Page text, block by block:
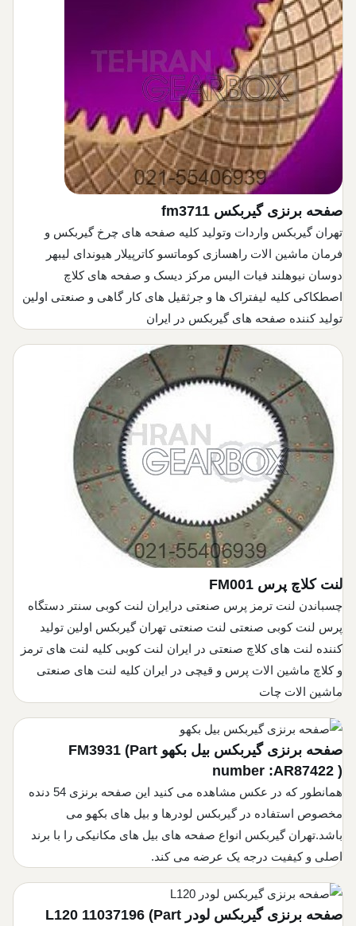
صفحه برنزی گیربکس fm3711
تهران گیربکس واردات وتولید کلیه صفحه های چرخ گیربکس و
فرمان ماشین الات راهسازی کوماتسو کاترپیلار هیوندای لیبهر
دوسان نیوهلند فیات الیس مرکز دیسک و صفحه های کلاچ
اصطکاکی کلیه لیفتراک ها و جرثقیل های کار گاهی و صنعتی اولین
تولید کننده صفحه های گیربکس در ایران
لنت کلاچ پرس FM001
چسباندن لنت ترمز پرس صنعتی درایران لنت کوبی سنتر دستگاه
پرس لنت کوبی صنعتی لنت صنعتی تهران گیربکس اولین تولید
کننده لنت های کلاچ صنعتی در ایران لنت کوبی کلیه لنت های ترمز
و کلاچ ماشین الات پرس و قیچی در ایران کلیه لنت های صنعتی
ماشین الات چات
صفحه برنزی گیربکس بیل بکهو FM3931 (Part
number :AR87422 )
همانطور که در عکس مشاهده می کنید این صفحه برنزی 54 دنده
مخصوص استفاده در گیربکس لودرها و بیل های بکهو می
باشد.تهران گیربکس انواع صفحه های بیل های مکانیکی را با برند
اصلی و کیفیت درجه یک عرضه می کند.
صفحه برنزی گیربکس لودر L120 11037196 (Part